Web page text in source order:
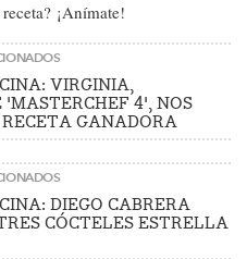
¡Anímate!
VIRGINIA,
4', NOS
GANADORA
DIEGO CABRERA
CÓCTELES ESTRELLA